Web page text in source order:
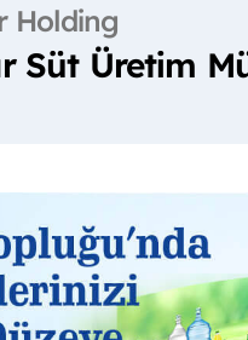
Holding
Süt Üretim